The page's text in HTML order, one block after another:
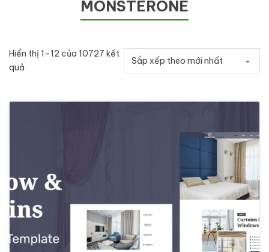
MONSTERONE
Hiển thị 1–12 của 10727 kết
quả